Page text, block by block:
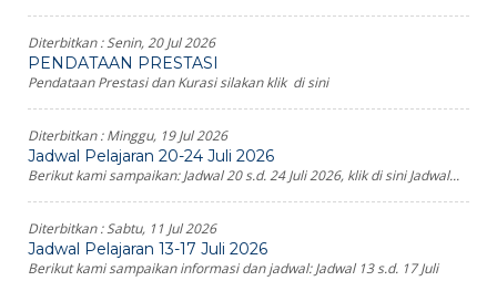
Diterbitkan :Senin, 20 Jul 2026
PENDATAAN PRESTASI
Pendataan Prestasi dan Kurasi silakan klik di sini
Diterbitkan :Minggu, 19 Jul 2026
Jadwal Pelajaran 20-24 Juli 2026
Berikut kami sampaikan: Jadwal 20 s.d. 24 Juli 2026, klik di sini Jadwal...
Diterbitkan :Sabtu, 11 Jul 2026
Jadwal Pelajaran 13-17 Juli 2026
Berikut kami sampaikan informasi dan jadwal: Jadwal 13 s.d. 17 Juli